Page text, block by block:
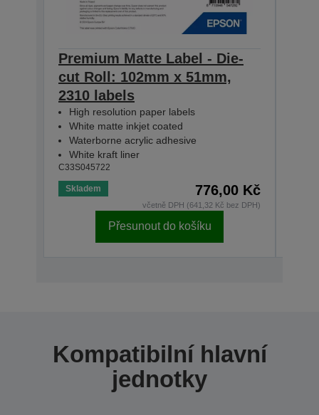
Premium Matte Label - Die-
cut Roll: 102mm x 51mm,
2310 labels
High resolution paper labels
White matte inkjet coated
Waterborne acrylic adhesive
White kraft liner
C33S045722
Skladem 776,00 Kč
včetně DPH (641,32 Kč bez DPH)
Přesunout do košíku
Kompatibilní hlavní
jednotky